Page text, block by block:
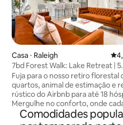
Casa ⋅ Raleigh
7bd Forest Walk: Lake Retreat | 5
minutos para NCSU
Fuja para o nosso retiro florestal
quartos, animal de estimação e
rústico do Airbnb para até 18
Mergulhe no conforto, onde
dos nossos espaços
projetados é adaptado para
Comodidades